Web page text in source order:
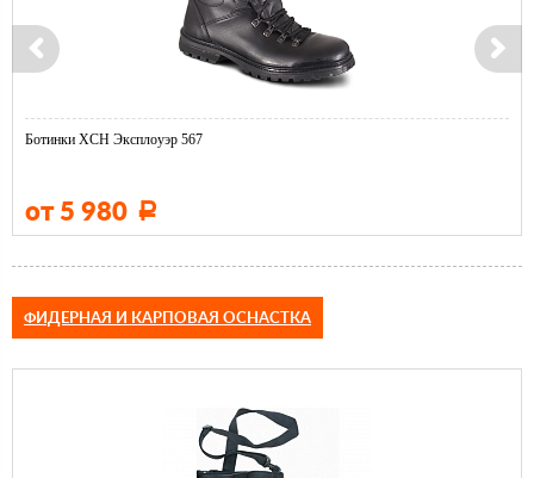
Ботинки ХСН Эксплоуэр 567
от 5 980 Р
ФИДЕРНАЯ И КАРПОВАЯ ОСНАСТКА